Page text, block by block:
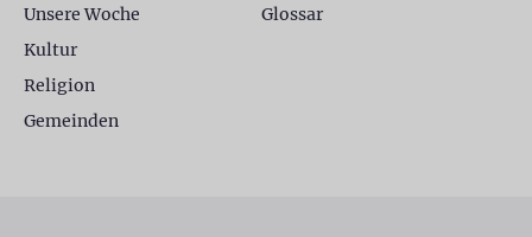
Unsere Woche
Kultur
Religion
Gemeinden
Glossar